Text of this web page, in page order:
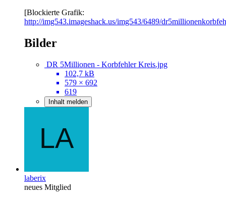
[Blockierte Grafik:
http://img543.imageshack.us/img543/6489/
Bilder
DR 5Millionen - Korbfehler Kreis.jpg
102,7 kB
579 × 692
619
Inhalt melden
laberix
neues Mitglied